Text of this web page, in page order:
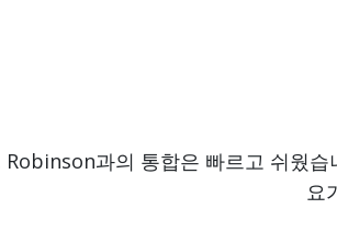
Robinson과의 통합은 빠르고 쉬웠
요